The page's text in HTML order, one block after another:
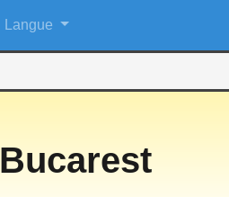
Langue
Bucarest